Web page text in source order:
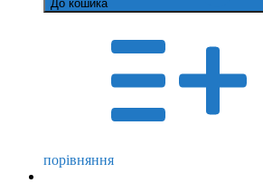
До кошика
порівняння